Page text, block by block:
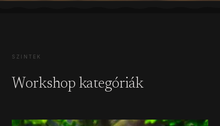
SZINTEK
Workshop kategóriák